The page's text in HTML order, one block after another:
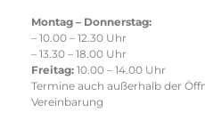
Montag – Donnerstag:
– 10.00 – 12.30 Uhr
– 13.30 – 18.00 Uhr
Freitag: 10.00 – 14.00 Uhr
Termine auch außerhalb der
Vereinbarung